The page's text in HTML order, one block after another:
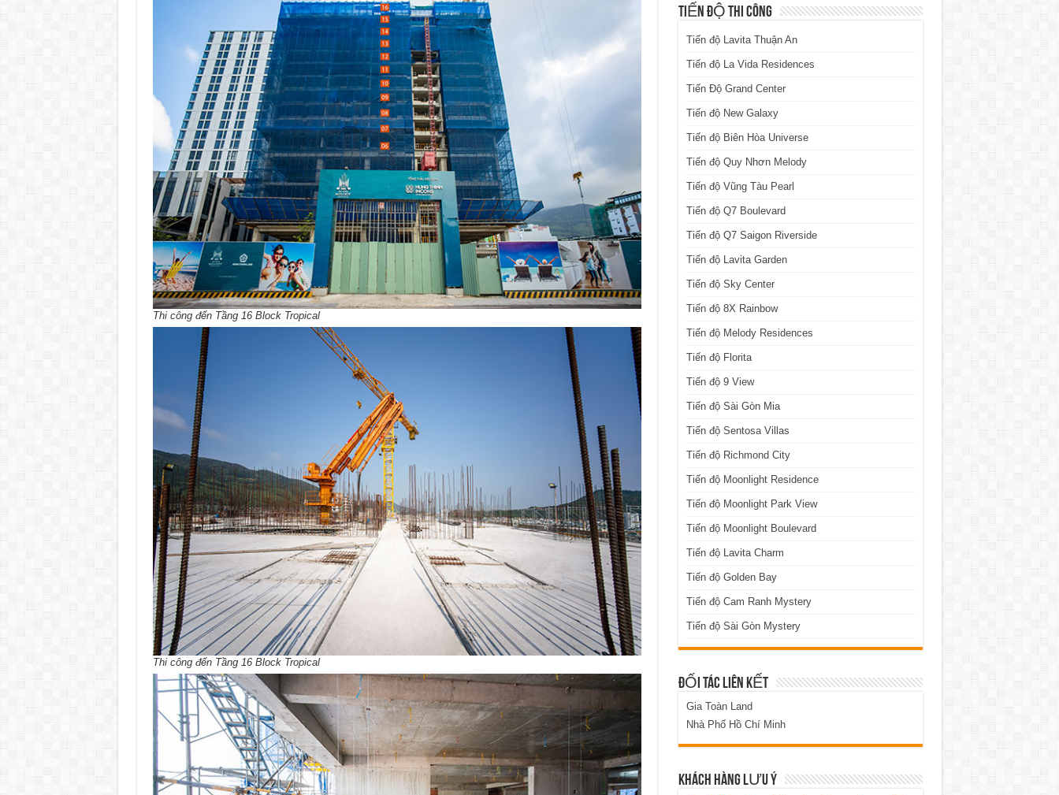
Thi công đến Tầng 16 Block Tropical
Thi công đến Tầng 16 Block Tropical
TIẾN ĐỘ THI CÔNG
Tiến độ Lavita Thuận An
Tiến độ La Vida Residences
Tiến Độ Grand Center
Tiến độ New Galaxy
Tiến độ Biên Hòa Universe
Tiến độ Quy Nhơn Melody
Tiến độ Vũng Tàu Pearl
Tiến độ Q7 Boulevard
Tiến độ Q7 Saigon Riverside
Tiến độ Lavita Garden
Tiến độ Sky Center
Tiến độ 8X Rainbow
Tiến độ Melody Residences
Tiến độ Florita
Tiến độ 9 View
Tiến độ Sài Gòn Mia
Tiến độ Sentosa Villas
Tiến độ Richmond City
Tiến độ Moonlight Residence
Tiến độ Moonlight Park View
Tiến độ Moonlight Boulevard
Tiến độ Lavita Charm
Tiến độ Golden Bay
Tiến độ Cam Ranh Mystery
Tiến độ Sài Gòn Mystery
ĐỐI TÁC LIÊN KẾT
Gia Toàn Land
Nhà Phố Hồ Chí Minh
KHÁCH HÀNG LƯU Ý